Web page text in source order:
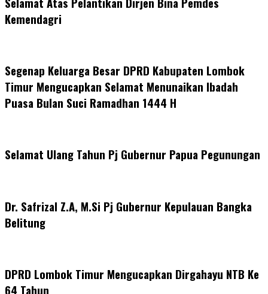
Kemendagri
Segenap Keluarga Besar DPRD Kabupaten Lombok
Timur Mengucapkan Selamat Menunaikan Ibadah
Puasa Bulan Suci Ramadhan 1444 H
Selamat Ulang Tahun Pj Gubernur Papua Pegunungan
Dr. Safrizal Z.A, M.Si Pj Gubernur Kepulauan Bangka
Belitung
DPRD Lombok Timur Mengucapkan Dirgahayu NTB Ke
64 Tahun